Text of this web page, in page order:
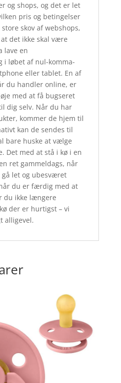
og shops, og det er let
pris og betingelser
skov af webshops,
det ikke skal være
lave en
i løbet af nul-komma-
eller tablet. En af
du handler online, er
med at få bugseret
dig selv. Når du har
kommer de hjem til
kan de sendes til
bare huske at vælge
Det med at stå i kø i en
ret gammeldags, når
let og ubesværet
du er færdig med at
du ikke længere
der er hurtigst – vi
alligevel.